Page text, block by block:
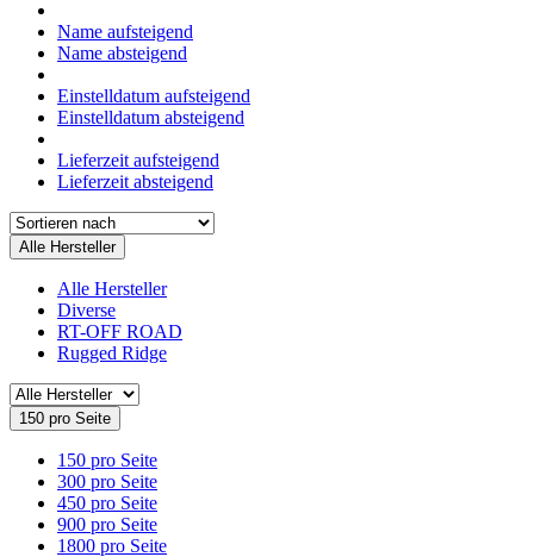
Name aufsteigend
Name absteigend
Einstelldatum aufsteigend
Einstelldatum absteigend
Lieferzeit aufsteigend
Lieferzeit absteigend
Alle Hersteller
Alle Hersteller
Diverse
RT-OFF ROAD
Rugged Ridge
150 pro Seite
150 pro Seite
300 pro Seite
450 pro Seite
900 pro Seite
1800 pro Seite